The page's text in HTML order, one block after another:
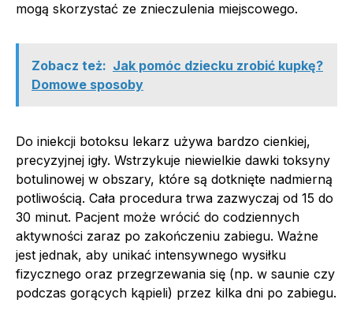
mogą skorzystać ze znieczulenia miejscowego.
Zobacz też: Jak pomóc dziecku zrobić kupkę?
Domowe sposoby
Do iniekcji botoksu lekarz używa bardzo cienkiej,
precyzyjnej igły. Wstrzykuje niewielkie dawki toksyny
botulinowej w obszary, które są dotknięte nadmierną
potliwością. Cała procedura trwa zazwyczaj od 15 do
30 minut. Pacjent może wrócić do codziennych
aktywności zaraz po zakończeniu zabiegu. Ważne
jest jednak, aby unikać intensywnego wysiłku
fizycznego oraz przegrzewania się (np. w saunie czy
podczas gorących kąpieli) przez kilka dni po zabiegu.